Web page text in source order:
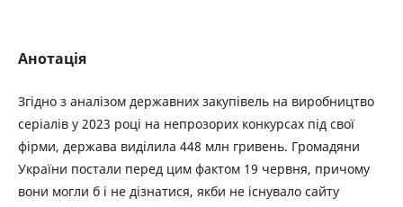
Анотація
Згідно з аналізом державних закупівель на виробництво
серіалів у 2023 році на непрозорих конкурсах під свої
фірми, держава виділила 448 млн гривень. Громадяни
України постали перед цим фактом 19 червня, причому
вони могли б і не дізнатися, якби не існувало сайту